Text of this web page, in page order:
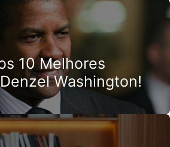
10 Melhores
Washington!